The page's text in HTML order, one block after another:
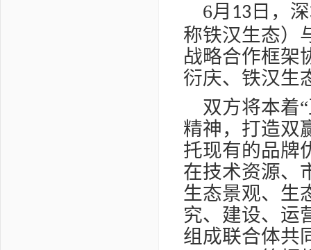
6月 13 日，
称铁汉生态）
战略合作框架
衍庆、铁汉生
双方将本着
精神，打造双
托现有的品牌
在技术资源、
生态景观、生
究、建设、运
组成联合体共